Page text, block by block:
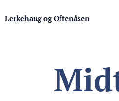
Lerkehaug og Oftenåsen